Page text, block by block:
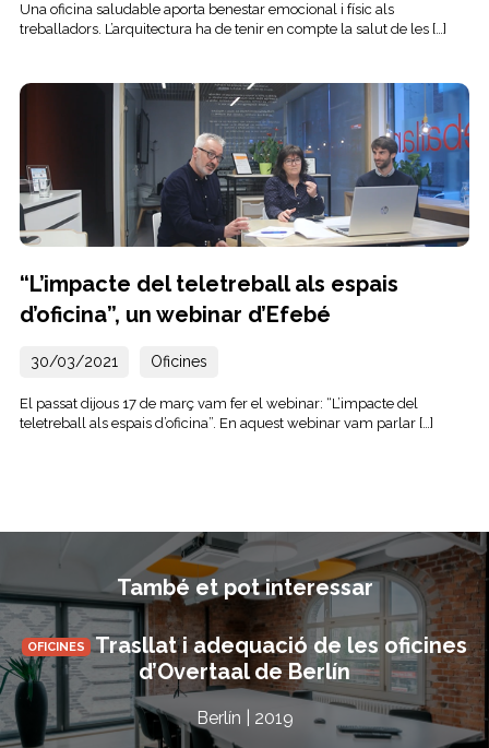
Una oficina saludable aporta benestar emocional i físic als
treballadors. L’arquitectura ha de tenir en compte la salut de les […]
“L’impacte del teletreball als espais
d’oficina”, un webinar d’Efebé
30/03/2021 Oficines
El passat dijous 17 de març vam fer el webinar: “L’impacte del
teletreball als espais d’oficina”. En aquest webinar vam parlar […]
També et pot interessar
OFICINES Trasllat i adequació de les oficines
d’Overtaal de Berlín
Berlín | 2019